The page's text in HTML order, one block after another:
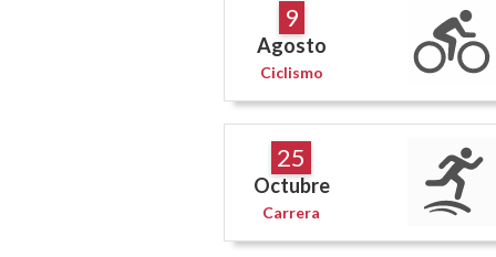
9
Agosto
Ciclismo
25
Octubre
Carrera